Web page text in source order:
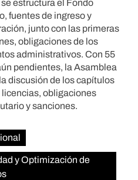
estructura el Fondo
fuentes de ingreso y
junto con las primeras
obligaciones de los
administrativos. Con 55
pendientes, la Asamblea
discusión de los capítulos
obligaciones
y sanciones.
y Optimización de